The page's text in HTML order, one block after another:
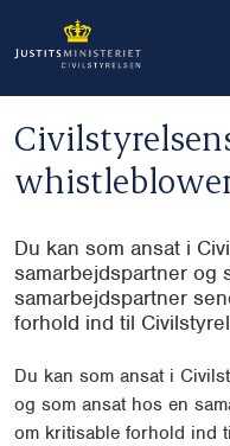
Du kan som ansat i
samarbejdspartner og
samarbejdspartner
forhold ind til
Du kan som ansat i
og som ansat hos en
om kritisable forhold ind